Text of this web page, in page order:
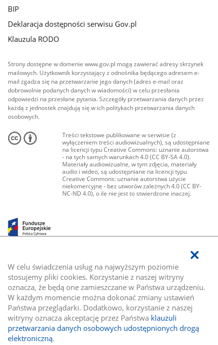
W celu świadczenia usług na najwyższym poziomie
stosujemy pliki cookies. Korzystanie z naszej witryny
oznacza, że będą one zamieszczane w Państwa urządzeniu.
W każdym momencie można dokonać zmiany ustawień
Państwa przeglądarki. Dodatkowo, korzystanie z naszej
witryny oznacza akceptację przez Państwa klauzuli
przetwarzania danych osobowych udostępnionych drogą
elektroniczną.
BIP
Deklaracja dostępności serwisu Gov.pl
Klauzula RODO
Strony dostępne w domenie www.gov.pl mogą zawierać adresy skrzynek
mailowych. Użytkownik korzystający z odnośnika będącego adresem e-
mail zgadza się na przetwarzanie jego danych (adres e-mail oraz
dobrowolnie podanych danych w wiadomości) w celu przesłania
odpowiedzi na przesłane pytania. Szczegóły przetwarzania danych przez
każdą z jednostek znajdują się w ich politykach przetwarzania danych
osobowych.
Treści tekstowe publikowane w serwisie (z
wyłączeniem treści audiowizualnych), są udostępniane
na licencji typu Creative Commons: uznanie autorstwa
- na tych samych warunkach 4.0 (CC BY-SA 4.0).
Materiały audiowizualne, w tym zdjęcia, materiały
audio i wideo, są udostępniane na licencji typu
Creative Commons: uznanie autorstwa użycie
niekomercyjne - bez utworów zależnych 4.0 (CC BY-
NC-ND 4.0), o ile nie jest to stwierdzone inaczej.